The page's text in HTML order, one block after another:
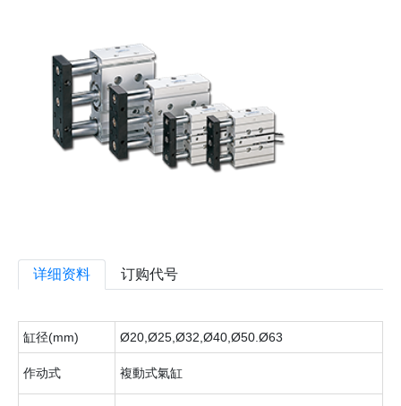
详细资料 订购代号
缸径(mm) Ø20,Ø25,Ø32,Ø40,Ø50.Ø63
作动式 複動式氣缸